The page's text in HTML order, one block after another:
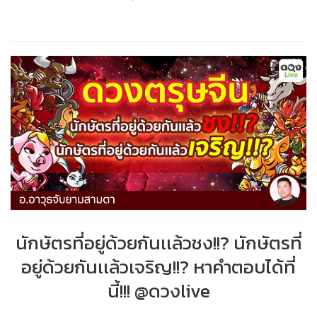
นักษัตรที่อยู่ด้วยกันเเล้วชง!!? นักษัตรที่
อยู่ด้วยกันเเล้วเจริญ!!? หาคำตอบได้ที่
นี้!!! @ดวงlive